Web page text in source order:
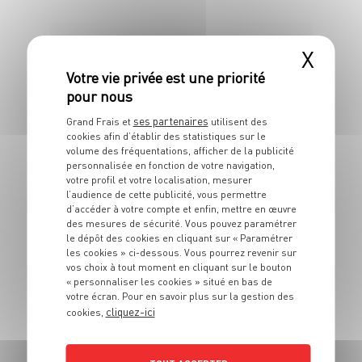
ENTRÉE
Gougères à la
Tomme de Savoie
6 pers. 20 min 25 min
X
Grand Frais et ses partenaires utilisent des
cookies afin d’établir des statistiques sur le
volume des fréquentations, afficher de la publicité
personnalisée en fonction de votre navigation,
votre profil et votre localisation, mesurer
l’audience de cette publicité, vous permettre
d’accéder à votre compte et enfin, mettre en œuvre
des mesures de sécurité. Vous pouvez paramétrer
le dépôt des cookies en cliquant sur « Paramétrer
les cookies » ci-dessous. Vous pourrez revenir sur
vos choix à tout moment en cliquant sur le bouton
« personnaliser les cookies » situé en bas de
votre écran. Pour en savoir plus sur la gestion des
cookies, cliquez-ici